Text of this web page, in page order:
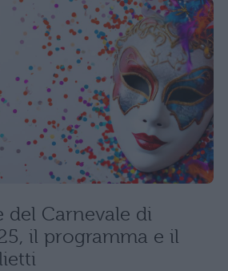
del Carnevale di
il programma e il